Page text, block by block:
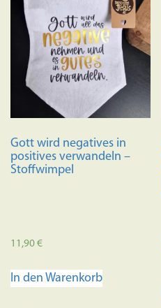
Gott wird negatives in
positives verwandeln –
Stoffwimpel
11,90€
In den Warenkorb